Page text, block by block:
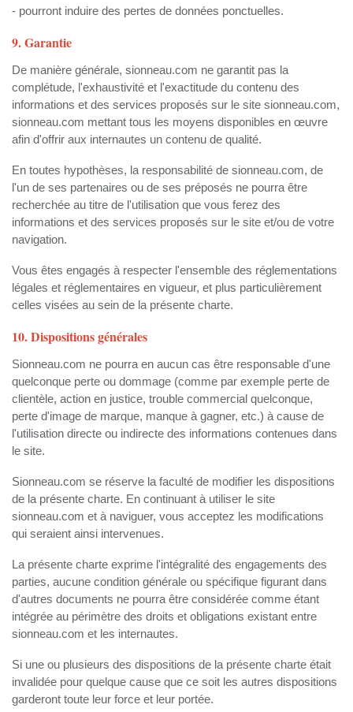
- pourront induire des pertes de données ponctuelles.
9. Garantie
De manière générale, sionneau.com ne garantit pas la
complétude, l'exhaustivité et l'exactitude du contenu des
informations et des services proposés sur le site sionneau.com,
sionneau.com mettant tous les moyens disponibles en œuvre
afin d'offrir aux internautes un contenu de qualité.
En toutes hypothèses, la responsabilité de sionneau.com, de
l'un de ses partenaires ou de ses préposés ne pourra être
recherchée au titre de l'utilisation que vous ferez des
informations et des services proposés sur le site et/ou de votre
navigation.
Vous êtes engagés à respecter l'ensemble des réglementations
légales et réglementaires en vigueur, et plus particulièrement
celles visées au sein de la présente charte.
10. Dispositions générales
Sionneau.com ne pourra en aucun cas être responsable d'une
quelconque perte ou dommage (comme par exemple perte de
clientèle, action en justice, trouble commercial quelconque,
perte d'image de marque, manque à gagner, etc.) à cause de
l'utilisation directe ou indirecte des informations contenues dans
le site.
Sionneau.com se réserve la faculté de modifier les dispositions
de la présente charte. En continuant à utiliser le site
sionneau.com et à naviguer, vous acceptez les modifications
qui seraient ainsi intervenues.
La présente charte exprime l'intégralité des engagements des
parties, aucune condition générale ou spécifique figurant dans
d'autres documents ne pourra être considérée comme étant
intégrée au périmètre des droits et obligations existant entre
sionneau.com et les internautes.
Si une ou plusieurs des dispositions de la présente charte était
invalidée pour quelque cause que ce soit les autres dispositions
garderont toute leur force et leur portée.